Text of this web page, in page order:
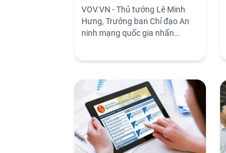
VOV.VN - Thủ tướng Lê Minh
Hưng, Trưởng ban Chỉ đạo An
ninh mạng quốc gia nhấn
con người.